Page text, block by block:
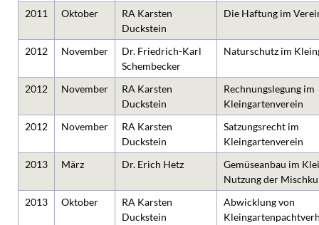
2011
Oktober
RA Karsten
Duckstein
Die Haftung im
2012 November
Dr. Friedrich-Karl
Schembecker
Naturschutz im
2012 November
RA Karsten
Duckstein
Rechnungslegung im
Kleingartenverein
2012
November
RA Karsten
Duckstein
Satzungsrecht im
Kleingartenverein
2013
März Dr. Erich Hetz
Gemüseanbau im
Nutzung der
2013
Oktober
RA Karsten
Duckstein
Abwicklung von